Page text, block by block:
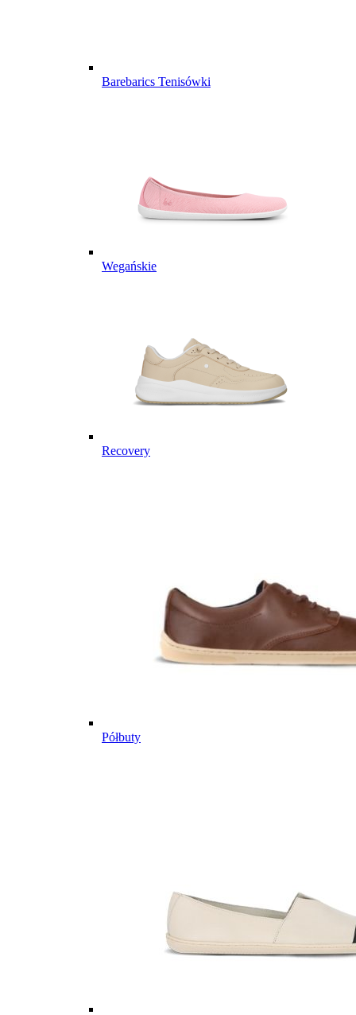
Barebarics Tenisówki
Wegańskie
Recovery
Półbuty